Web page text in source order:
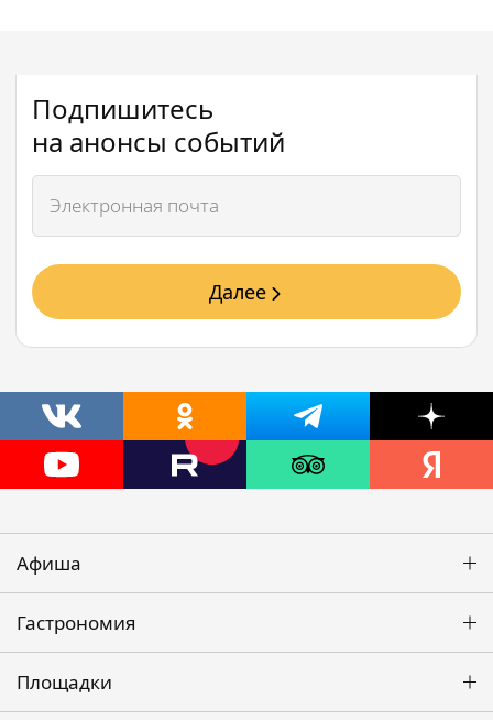
Подпишитесь
на анонсы событий
Далее
Афиша
Гастрономия
Площадки